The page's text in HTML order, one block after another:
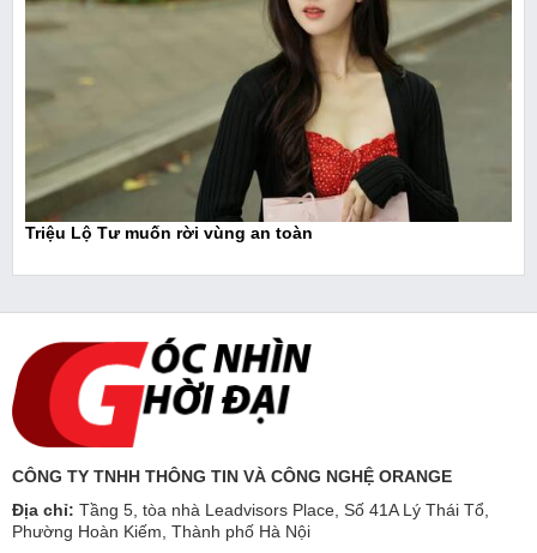
Triệu Lộ Tư muốn rời vùng an toàn
CÔNG TY TNHH THÔNG TIN VÀ CÔNG NGHỆ ORANGE
Địa chỉ: Tầng 5, tòa nhà Leadvisors Place, Số 41A Lý Thái Tổ,
Phường Hoàn Kiếm, Thành phố Hà Nội